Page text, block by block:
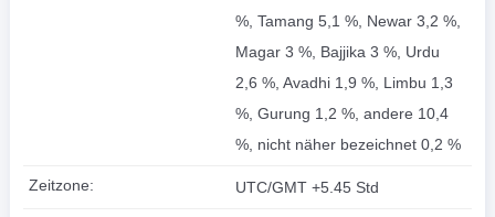
%, Tamang 5,1 %, Newar 3,2 %,
Magar 3 %, Bajjika 3 %, Urdu
2,6 %, Avadhi 1,9 %, Limbu 1,3
%, Gurung 1,2 %, andere 10,4
%, nicht näher bezeichnet 0,2 %
Zeitzone: UTC/GMT +5.45 Std